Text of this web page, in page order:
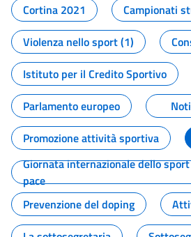
Cortina 2021
Campionati
Violenza nello sport (1)
Istituto per il Credito Sportivo
Parlamento europeo
Promozione attività sportiva
Giornata internazionale dello
pace
Prevenzione del doping